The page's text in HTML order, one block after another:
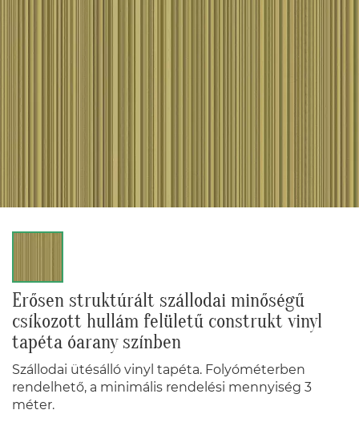
Erősen struktúrált szállodai minőségű
csíkozott hullám felületű construkt vinyl
tapéta óarany színben
Szállodai ütésálló vinyl tapéta. Folyóméterben
rendelhető, a minimális rendelési mennyiség 3
méter.